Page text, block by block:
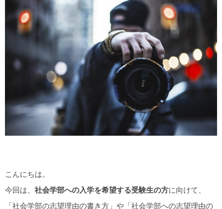
こんにちは。
今回は、 社会学部への入学を希望する受験生の方に向けて、
「社会学部の志望理由の書き方」や「社会学部への志望理由の